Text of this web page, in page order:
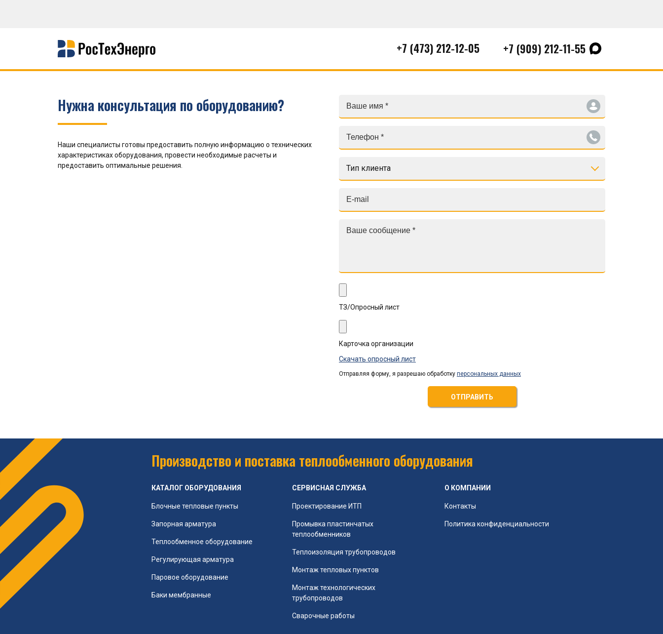
+7 (473) 212-12-05 +7 (909) 212-11-55
Нужна консультация по оборудованию?
Наши специалисты готовы предоставить полную информацию о технических
характеристиках оборудования, провести необходимые расчеты и
предоставить оптимальные решения.
Тип клиента
ТЗ/Опросный лист
Карточка организации
Скачать опросный лист
Отправляя форму, я разрешаю обработку персональных данных
ОТПРАВИТЬ
Производство и поставка теплообменного оборудования
КАТАЛОГ ОБОРУДОВАНИЯ
Блочные тепловые пункты
Запорная арматура
Теплообменное оборудование
Регулирующая арматура
Паровое оборудование
Баки мембранные
СЕРВИСНАЯ СЛУЖБА
Проектирование ИТП
Промывка пластинчатых
теплообменников
Теплоизоляция трубопроводов
Монтаж тепловых пунктов
Монтаж технологических
трубопроводов
Сварочные работы
О КОМПАНИИ
Контакты
Политика конфиденциальности